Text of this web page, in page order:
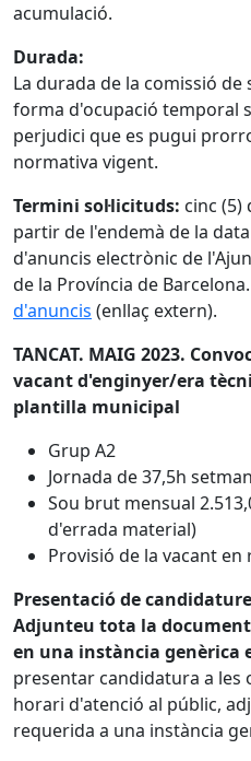
acumulació.
Durada:
La durada de la comissió
forma d'ocupació temporal
perjudici que es pugui
normativa vigent.
Termini sol·licituds: cinc (5)
partir de l'endemà de la
d'anuncis electrònic de
de la Província de Barcelona.
d'anuncis (enllaç extern).
TANCAT. MAIG 2023.
vacant d'enginyer/era
plantilla municipal
Grup A2
Jornada de 37,5h
Sou brut mensual
d'errada material)
Provisió de la vacant
Presentació de
Adjunteu tota la
en una instància genèrica
presentar candidatura a les
horari d'atenció al públic,
requerida a una instància